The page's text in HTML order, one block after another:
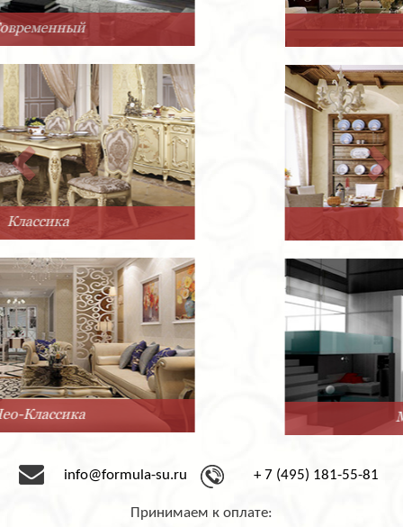
Минимализм
info@formula-su.ru + 7 (495) 181-55-81
Принимаем к оплате: